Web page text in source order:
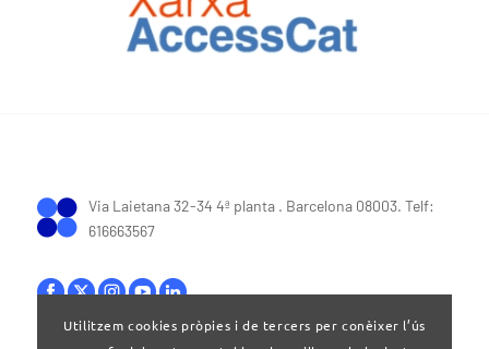
Via Laietana 32-34 4ª planta . Barcelona 08003. Telf:
616663567
Utilitzem cookies pròpies i de tercers per conèixer l’ús